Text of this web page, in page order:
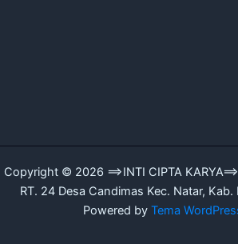
Copyright © 2026 ==>INTI CIPTA
RT. 24 Desa Candimas Kec. Natar, Kab.
Powered by Tema